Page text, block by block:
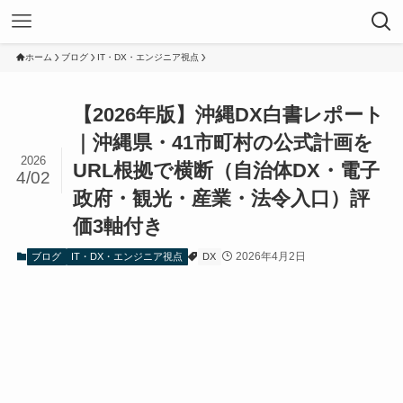
ホーム ブログ IT・DX・エンジニア視点
【2026年版】沖縄DX白書レポート
｜沖縄県・41市町村の公式計画を
URL根拠で横断（自治体DX・電子
政府・観光・産業・法令入口）評
価3軸付き
2026
4/02
ブログ IT・DX・エンジニア視点 DX 2026年4月2日